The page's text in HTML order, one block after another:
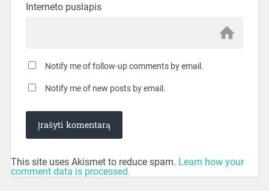
Interneto puslapis
Notify me of follow-up comments by email.
Notify me of new posts by email.
This site uses Akismet to reduce spam. Learn how your
comment data is processed.